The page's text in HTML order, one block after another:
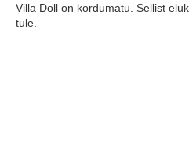
Villa Doll on kordumatu. Sellist
tule.